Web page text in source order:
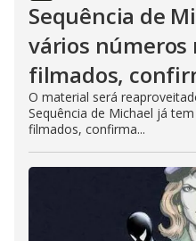
Sequência de
vários números
filmados,
O material será
Sequência de Michael já
filmados, confirma...